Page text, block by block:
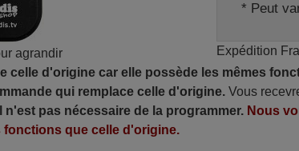
agrandir
* Peut
Expédition
celle d'origine car elle possède les mêmes
qui remplace celle d'origine. Vous
Il n'est pas nécessaire de la programmer. Nous
fonctions que celle d'origine.